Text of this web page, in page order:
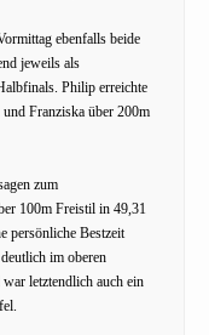
ebenfalls beide
jeweils als
Philip erreichte
Franziska über 200m
zum
100m Freistil in 49,31
persönliche Bestzeit
im oberen
letztendlich auch ein